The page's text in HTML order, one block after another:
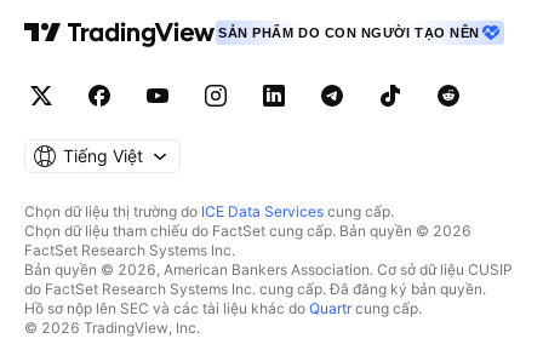
SẢN PHẨM DO CON NGƯỜI TẠO NÊN
Tiếng Việt
Chọn dữ liệu thị trường do ICE Data Services cung cấp.
Chọn dữ liệu tham chiếu do FactSet cung cấp. Bản quyền © 2026
FactSet Research Systems Inc.
Bản quyền © 2026, American Bankers Association. Cơ sở dữ liệu CUSIP
do FactSet Research Systems Inc. cung cấp. Đã đăng ký bản quyền.
Hồ sơ nộp lên SEC và các tài liệu khác do Quartrcung cấp.
© 2026 TradingView, Inc.